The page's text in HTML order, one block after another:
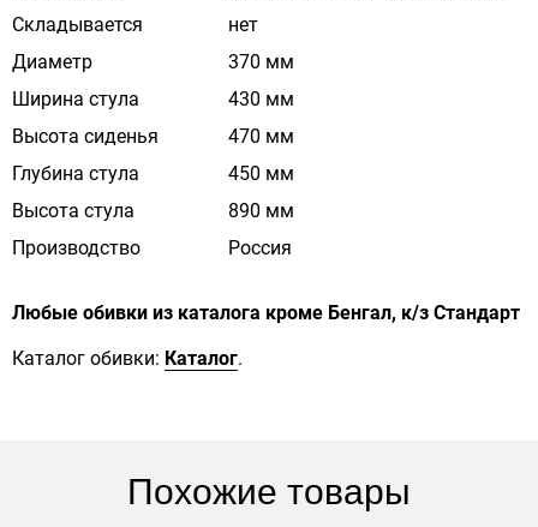
Складывается
нет
Диаметр
370 мм
Ширина стула
430 мм
Высота сиденья
470 мм
Глубина стула
450 мм
Высота стула
890 мм
Производство
Россия
Любые обивки из каталога кроме Бенгал, к/з Стандарт
Каталог обивки: Каталог.
Похожие товары